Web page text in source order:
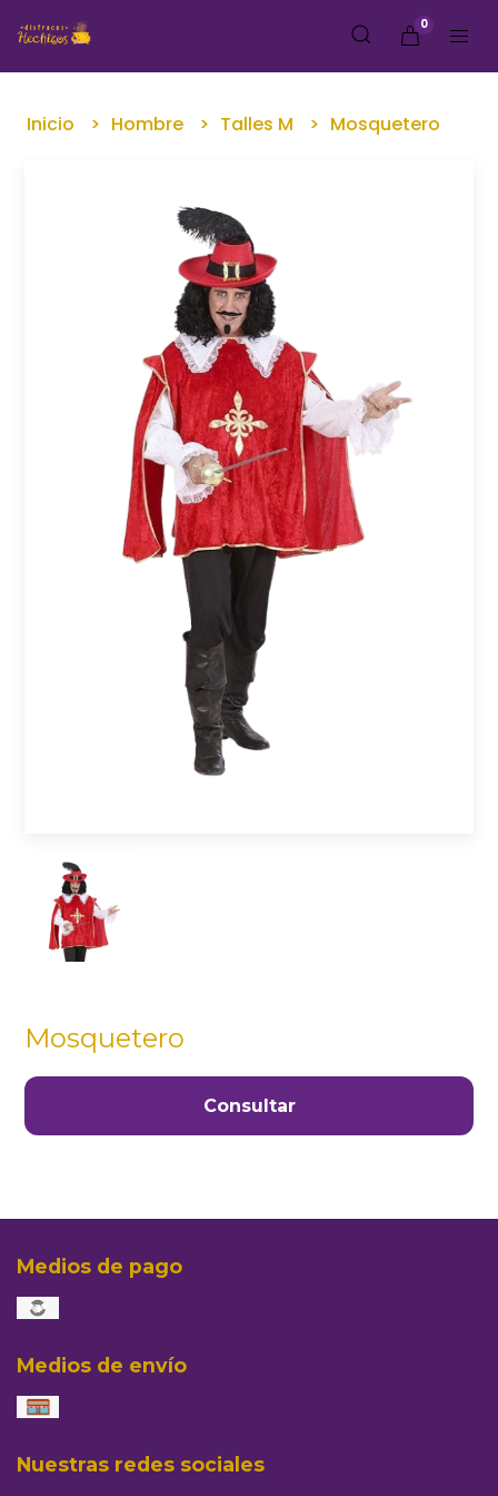
0
Inicio Hombre Talles M Mosquetero
Mosquetero
Consultar
Medios de pago
Medios de envío
Nuestras redes sociales